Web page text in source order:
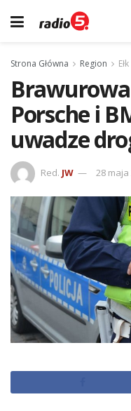
Strona Główna Region Ełk
Porsche i
uwadze
Red. JW 28 maja